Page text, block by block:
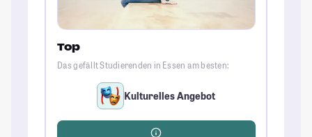
Top
Das gefällt Studierenden in Essen am besten:
Kulturelles Angebot